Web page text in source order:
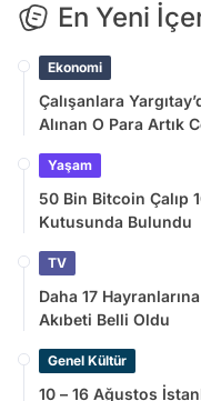
En Yeni
Ekonomi
Çalışanlara
Alınan O Para Artık
Yaşam
50 Bin Bitcoin Çalıp
Kutusunda Bulundu
TV
Daha 17
Akıbeti Belli Oldu
Genel Kültür
10 – 16 Ağustos